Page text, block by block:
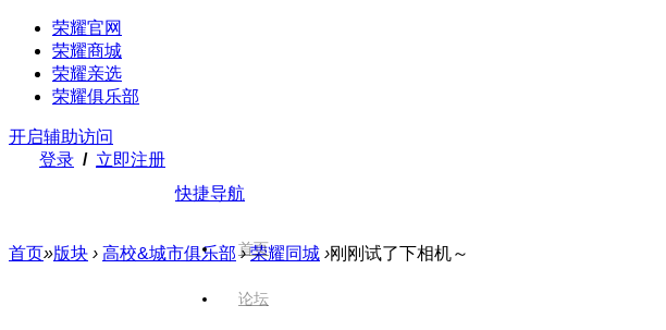
荣耀官网
荣耀商城
荣耀亲选
荣耀俱乐部
开启辅助访问
登录 / 立即注册
快捷导航
首页
论坛
首页»版块 › 高校&城市俱乐部 › 荣耀同城 ›刚刚试了下相机～